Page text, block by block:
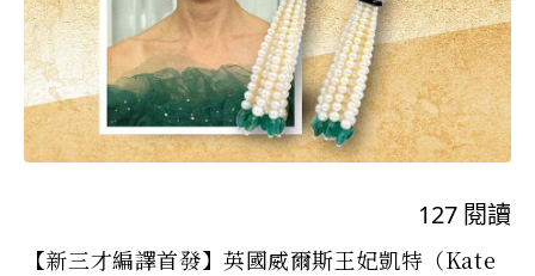
127 閱讀
【新三才編譯首發】英國威爾斯王妃凱特（Kate